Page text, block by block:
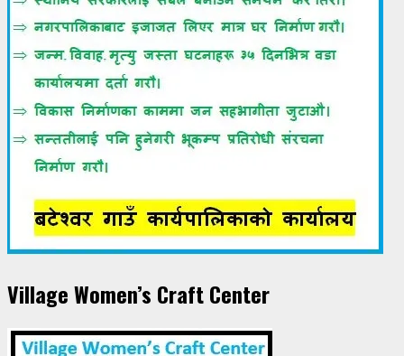
Village Women’s Craft Center